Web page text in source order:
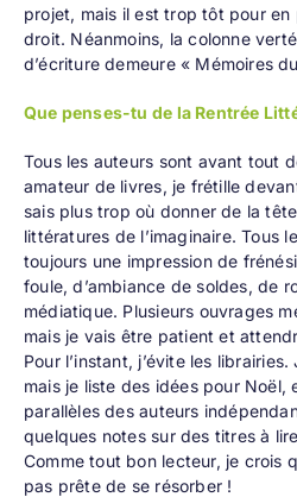
projet, mais il est trop tôt pour en
droit. Néanmoins, la colonne
d’écriture demeure « Mémoires
Que penses-tu de la Rentrée
Tous les auteurs sont avant tout
amateur de livres, je frétille
sais plus trop où donner de la
littératures de l’imaginaire. Tous
toujours une impression de
foule, d’ambiance de soldes, de
médiatique. Plusieurs ouvrages
mais je vais être patient et
Pour l’instant, j’évite les
mais je liste des idées pour Noël,
parallèles des auteurs
quelques notes sur des titres à
Comme tout bon lecteur, je crois
pas prête de se résorber !